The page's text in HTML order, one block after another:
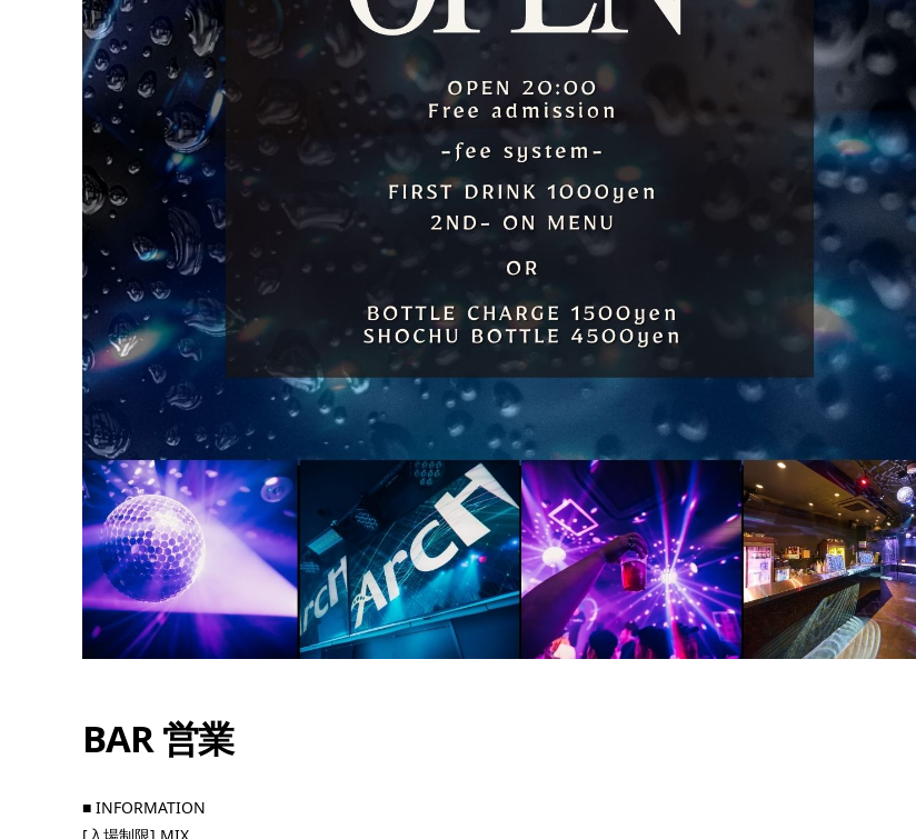
BAR 営業
■ INFORMATION
[入場制限] MIX
イト
12
8月
8:00 PM - 8:00
QUEEN’S LOUNGE
07
8月
10:00 PM -